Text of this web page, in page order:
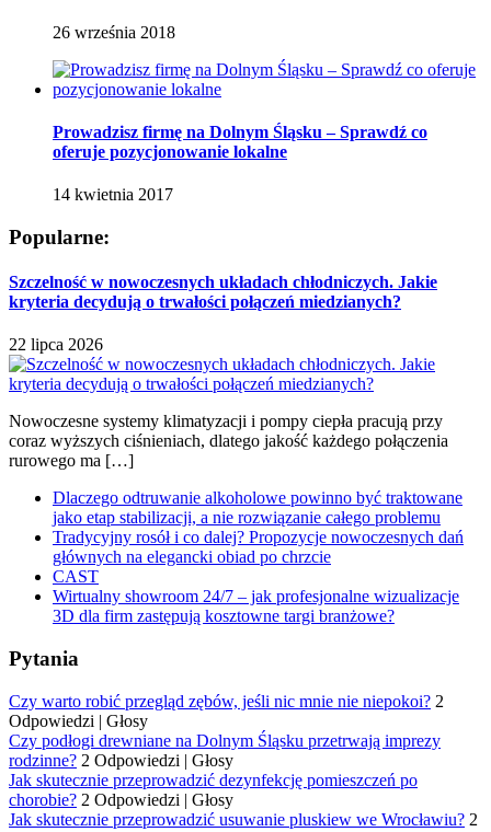
26 września 2018
Prowadzisz firmę na Dolnym Śląsku – Sprawdź co
oferuje pozycjonowanie lokalne
14 kwietnia 2017
Popularne:
Szczelność w nowoczesnych układach chłodniczych. Jakie
kryteria decydują o trwałości połączeń miedzianych?
22 lipca 2026
Nowoczesne systemy klimatyzacji i pompy ciepła pracują przy
coraz wyższych ciśnieniach, dlatego jakość każdego połączenia
rurowego ma […]
Dlaczego odtruwanie alkoholowe powinno być traktowane
jako etap stabilizacji, a nie rozwiązanie całego problemu
Tradycyjny rosół i co dalej? Propozycje nowoczesnych dań
głównych na elegancki obiad po chrzcie
CAST
Wirtualny showroom 24/7 – jak profesjonalne wizualizacje
3D dla firm zastępują kosztowne targi branżowe?
Pytania
Czy warto robić przegląd zębów, jeśli nic mnie nie niepokoi? 2
Odpowiedzi | Głosy
Czy podłogi drewniane na Dolnym Śląsku przetrwają imprezy
rodzinne? 2 Odpowiedzi | Głosy
Jak skutecznie przeprowadzić dezynfekcję pomieszczeń po
chorobie? 2 Odpowiedzi | Głosy
Jak skutecznie przeprowadzić usuwanie pluskiew we Wrocławiu? 2